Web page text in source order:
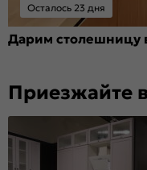
Осталось 23 дня
Дарим столешницу
Приезжайте